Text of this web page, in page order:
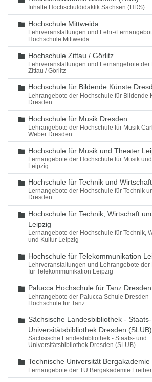
Inhalte Hochschuldidaktik Sachsen (HDS)
Ordner
Hochschule Mittweida
Lehrveranstaltungen und Lehr-/
Hochschule Mittweida
Ordner
Hochschule Zittau / Görlitz
Lehrveranstaltungen und Lernangebote der
Zittau / Görlitz
Ordner
Hochschule für Bildende Künste
Lehrangebote der Hochschule für Bildende
Dresden
Ordner
Hochschule für Musik Dresden
Lehrangebote der Hochschule für Musik
Weber Dresden
Ordner
Hochschule für Musik und Theater
Lernangebote der Hochschule für Musik
Leipzig
Ordner
Hochschule für Technik und
Lernangebote der Hochschule für Technik
Dresden
Ordner
Hochschule für Technik, Wirtschaft
Leipzig
Lernangebote der Hochschule für Technik,
und Kultur Leipzig
Ordner
Hochschule für Telekommunikation
Lehrveranstaltungen und Lehrangebote der
für Telekommunikation Leipzig
Ordner
Palucca Hochschule für Tanz Dresden
Lehrangebote der Palucca Schule Dresden -
Hochschule für Tanz
Ordner
Sächsische Landesbibliothek -
Universitätsbibliothek Dresden (SLUB)
Sächsische Landesbibliothek - Staats- und
Universitätsbibliothek Dresden (SLUB)
Ordner
Technische Universität Bergakademie
Lernangebote der TU Bergakademie